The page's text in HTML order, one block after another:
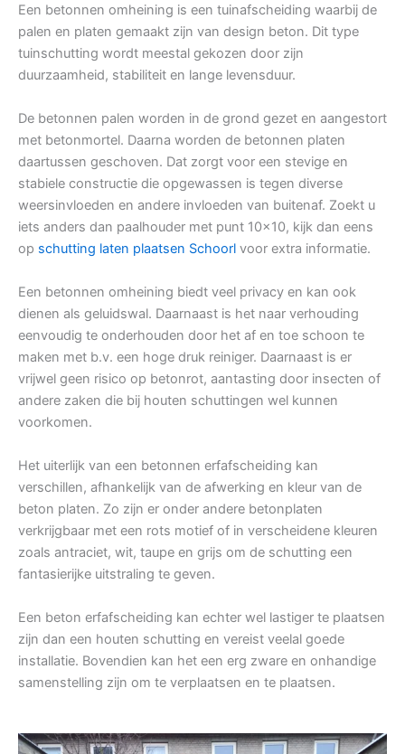
Een betonnen omheining is een tuinafscheiding waarbij de
palen en platen gemaakt zijn van design beton. Dit type
tuinschutting wordt meestal gekozen door zijn
duurzaamheid, stabiliteit en lange levensduur.
De betonnen palen worden in de grond gezet en aangestort
met betonmortel. Daarna worden de betonnen platen
daartussen geschoven. Dat zorgt voor een stevige en
stabiele constructie die opgewassen is tegen diverse
weersinvloeden en andere invloeden van buitenaf. Zoekt u
iets anders dan paalhouder met punt 10×10, kijk dan eens
op schutting laten plaatsen Schoorl voor extra informatie.
Een betonnen omheining biedt veel privacy en kan ook
dienen als geluidswal. Daarnaast is het naar verhouding
eenvoudig te onderhouden door het af en toe schoon te
maken met b.v. een hoge druk reiniger. Daarnaast is er
vrijwel geen risico op betonrot, aantasting door insecten of
andere zaken die bij houten schuttingen wel kunnen
voorkomen.
Het uiterlijk van een betonnen erfafscheiding kan
verschillen, afhankelijk van de afwerking en kleur van de
beton platen. Zo zijn er onder andere betonplaten
verkrijgbaar met een rots motief of in verscheidene kleuren
zoals antraciet, wit, taupe en grijs om de schutting een
fantasierijke uitstraling te geven.
Een beton erfafscheiding kan echter wel lastiger te plaatsen
zijn dan een houten schutting en vereist veelal goede
installatie. Bovendien kan het een erg zware en onhandige
samenstelling zijn om te verplaatsen en te plaatsen.